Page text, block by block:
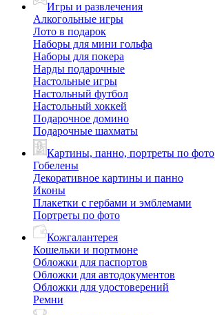
Игры и развлечения
Алкогольные игры
Лото в подарок
Наборы для мини гольфа
Наборы для покера
Нарды подарочные
Настольные игры
Настольный футбол
Настольный хоккей
Подарочное домино
Подарочные шахматы
Картины, панно, портреты по фото
Гобелены
Декоративное картины и панно
Иконы
Плакетки с гербами и эмблемами
Портреты по фото
Кожгалантерея
Кошельки и портмоне
Обложки для паспортов
Обложки для автодокументов
Обложки для удостоверений
Ремни